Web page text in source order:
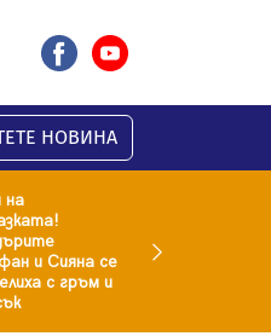
НОВИНА
на
и Сияна се
с гръм и